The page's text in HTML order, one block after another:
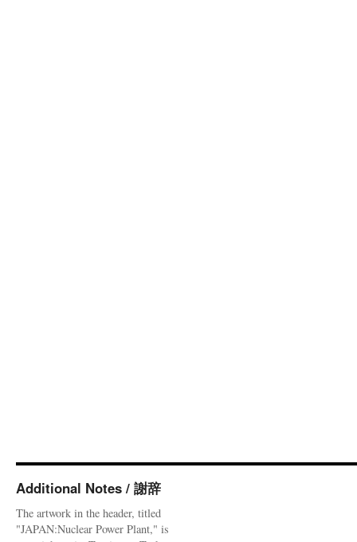
Additional Notes / 謝辞
The artwork in the header, titled
"JAPAN:Nuclear Power Plant," is